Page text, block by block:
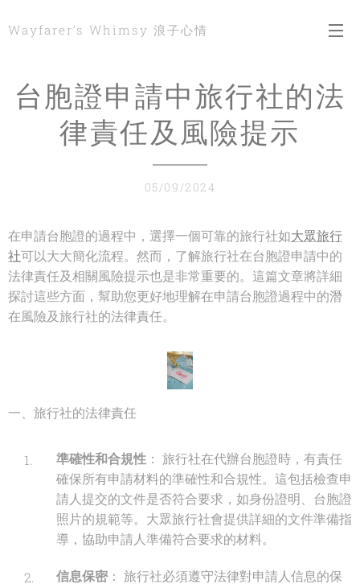
Wayfarer’s Whimsy 浪子心情
台胞證申請中旅行社的法
律責任及風險提示
05/09/2024
在申請台胞證的過程中，選擇一個可靠的旅行社如大眾旅行
社可以大大簡化流程。然而，了解旅行社在台胞證申請中的
法律責任及相關風險提示也是非常重要的。這篇文章將詳細
探討這些方面，幫助您更好地理解在申請台胞證過程中的潛
在風險及旅行社的法律責任。
一、旅行社的法律責任
準確性和合規性 ： 旅行社在代辦台胞證時，有責任
確保所有申請材料的準確性和合規性。這包括檢查申
請人提交的文件是否符合要求，如身份證明、台胞證
照片的規範等。大眾旅行社會提供詳細的文件準備指
導，協助申請人準備符合要求的材料。
信息保密 ： 旅行社必須遵守法律對申請人信息的保